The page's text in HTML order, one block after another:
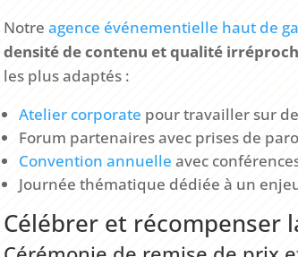
Notre agence événementielle haut de
densité de contenu et qualité
les plus adaptés :
Atelier corporate pour travailler sur
Forum partenaires avec prises de
Convention annuelle avec
Journée thématique dédiée à un
Célébrer et récompenser